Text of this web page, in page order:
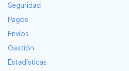
Seguridad
Pagos
Envíos
Gestión
Estadísticas